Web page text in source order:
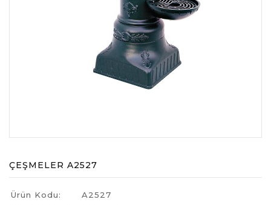
ÇEŞMELER A2527
Ürün Kodu:
A2527